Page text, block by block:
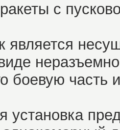
с
является
боевую часть
установка